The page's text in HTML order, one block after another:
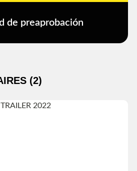
de preaprobación
(2)